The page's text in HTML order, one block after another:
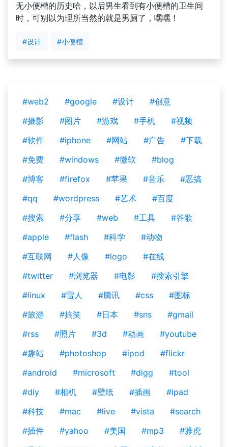
无小便槽的历史哈，以后男生看到有小便槽的卫生间
时，可别以为理所当然的就是男厕了，嘿嘿！
#设计 #小便槽
#web2 #google #设计
#创意
#摄影
#图片 #游戏 #手机
#视频
#软件
#iphone #网站 #广告
#下载
#免费
#windows #微软
#blog
#博客
#firefox #苹果 #音乐
#恶搞
#qq
#wordpress #艺术
#百度
#搜索
#分享 #web #工具
#谷歌
#apple
#flash #科学
#动物
#互联网
#人像 #logo
#在线
#twitter
#浏览器 #电影
#搜索引擎
#linux
#雷人 #腾讯 #css
#图标
#旅游
#搞笑 #日本 #sns
#gmail
#rss
#照片 #3d #动画
#youtube
#趣站
#photoshop #ipod
#flickr
#android
#microsoft #digg
#tool
#diy
#相机 #壁纸 #插画
#ipad
#科技
#mac #live #vista
#search
#插件
#yahoo #美国 #mp3
#雅虎